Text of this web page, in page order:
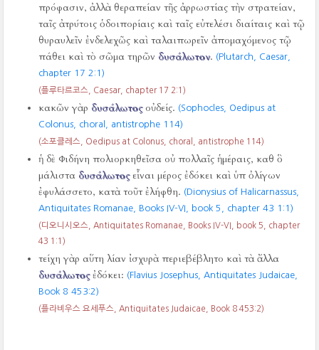
πρόφασιν, ἀλλὰ θεραπείαν τῆς ἀρρωστίας τὴν στρατείαν,
ταῖς ἀτρύτοις ὁδοιπορίαις καὶ ταῖς εὐτελέσι διαίταις καὶ τῷ
θυραυλεῖν ἐνδελεχῶς καὶ ταλαιπωρεῖν ἀπομαχόμενος τῷ
πάθει καὶ τὸ σῶμα τηρῶν δυσάλωτον. (Plutarch, Caesar,
chapter 17 2:1)
(플루타르코스, Caesar, chapter 17 2:1)
κακῶν γὰρ δυσάλωτοςοὐδείς. (Sophocles, Oedipus at
Colonus, choral, antistrophe 114)
(소포클레스, Oedipus at Colonus, choral, antistrophe 114)
ἡ δὲ Φιδήνη πολιορκηθεῖσα οὐ πολλαῖς ἡμέραις, καθ ὃ
μάλιστα δυσάλωτοςεἶναι μέρος ἐδόκει καὶ ὑπ ὀλίγων
ἐφυλάσσετο, κατὰ τοῦτ ἐλήφθη. (Dionysius of Halicarnassus,
Antiquitates Romanae, Books IV-VI, book 5, chapter 43 1:1)
(디오니시오스, Antiquitates Romanae, Books IV-VI, book 5, chapter
43 1:1)
τείχη γὰρ αὕτη λίαν ἰσχυρὰ περιεβέβλητο καὶ τὰ ἄλλα
δυσάλωτοςἐδόκει: (Flavius Josephus, Antiquitates Judaicae,
Book 8 453:2)
(플라비우스 요세푸스, Antiquitates Judaicae, Book 8 453:2)